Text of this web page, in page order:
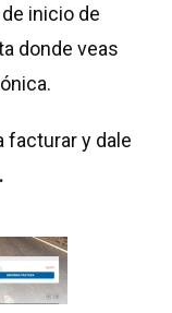
inicio de
donde veas
facturar y dale